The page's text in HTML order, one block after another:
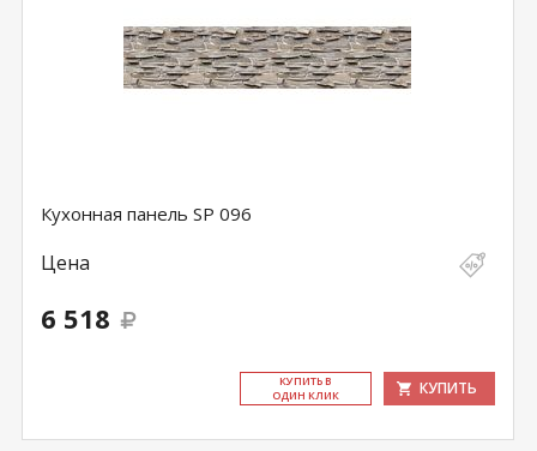
Кухонная панель SP 096
Цена
6 518
КУ­ПИТЬ В
ОДИН КЛИК
КУПИТЬ